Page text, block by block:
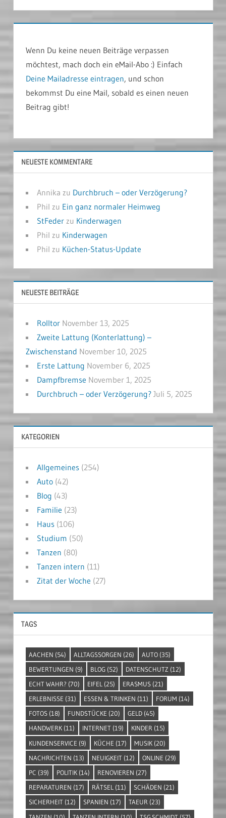
Wenn Du keine neuen Beiträge verpassen
möchtest, mach doch ein eMail-Abo :) Einfach
Deine Mailadresse eintragen, und schon
bekommst Du eine Mail, sobald es einen neuen
Beitrag gibt!
NEUESTE KOMMENTARE
Annika zu Durchbruch – oder Verzögerung?
Phil zu Ein ganz normaler Heimweg
StFederzu Kinderwagen
Phil zu Kinderwagen
Phil zu Küchen-Status-Update
NEUESTE BEITRÄGE
Rolltor November 13, 2025
Zweite Lattung (Konterlattung) –
Zwischenstand November 10, 2025
Erste Lattung November 6, 2025
Dampfbremse November 1, 2025
Durchbruch – oder Verzögerung? Juli 5, 2025
KATEGORIEN
Allgemeines(254)
Auto(42)
Blog (43)
Familie (23)
Haus(106)
Studium (50)
Tanzen (80)
Tanzen intern (11)
Zitat der Woche (27)
TAGS
AACHEN (54) ALLTAGSSORGEN (26) AUTO (35)
BEWERTUNGEN (9) BLOG (52) DATENSCHUTZ (12)
ECHT WAHR? (70) EIFEL (25) ERASMUS (21)
ERLEBNISSE (31) ESSEN & TRINKEN (11) FORUM (14)
FOTOS (18) FUNDSTÜCKE (20) GELD (45)
HANDWERK (11) INTERNET (19) KINDER (15)
KUNDENSERVICE (9) KÜCHE (17) MUSIK (20)
NACHRICHTEN (13) NEUIGKEIT (12) ONLINE (29)
PC (39) POLITIK (14) RENOVIEREN (27)
REPARATUREN (17) RÄTSEL (11) SCHÄDEN (21)
SICHERHEIT (12) SPANIEN (17) TAEUR (23)